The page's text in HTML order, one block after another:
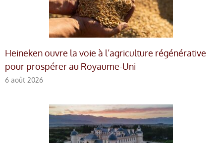
Heineken ouvre la voie à l’agriculture régénérative
pour prospérer au Royaume-Uni
6 août 2026